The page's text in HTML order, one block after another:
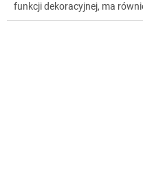
funkcji dekoracyjnej, ma